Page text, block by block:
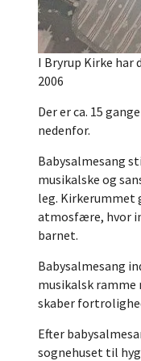
I Bryrup Kirke har
2006
Der er ca. 15
nedenfor.
Babysalmesang
musikalske og
leg. Kirkerummet
atmosfære, hvor
barnet.
Babysalmesang
musikalsk ramme
skaber
Efter
sognehuset til